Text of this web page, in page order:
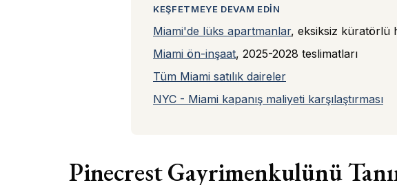
KEŞFETMEYE DEVAM EDIN
Miami'de lüks apartmanlar, eksiksiz küratörlü
Miami ön-inşaat, 2025-2028 teslimatları
Tüm Miami satılık daireler
NYC - Miami kapanış maliyeti karşılaştırması
Pinecrest Gayrimenkulünü